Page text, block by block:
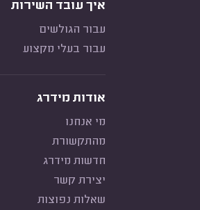
איך עובד השירות
עבור הגולשים
עבור בעלי מקצוע
אודות מידרג
מי אנחנו
מהתקשורת
חדשות מידרג
יצירת קשר
שאלות נפוצות